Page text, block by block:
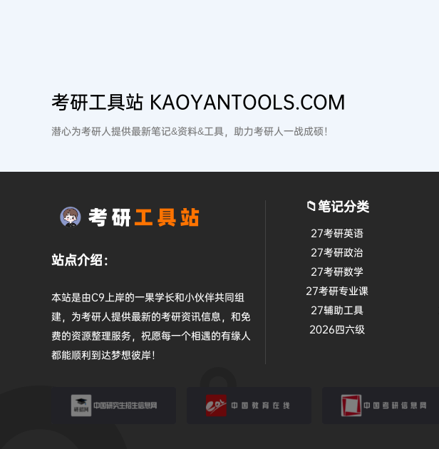
考研工具站 KAOYANTOOLS.COM
潜心为考研人提供最新笔记&资料&工具，助力考研人一战成硕！
站点介绍：
本站是由C9上岸的一果学长和小伙伴共同组
建，为考研人提供最新的考研资讯信息，和免
费的资源整理服务，祝愿每一个相遇的有缘人
都能顺利到达梦想彼岸！
📁笔记分类
27考研英语
27考研政治
27考研数学
27考研专业课
27辅助工具
2026四六级